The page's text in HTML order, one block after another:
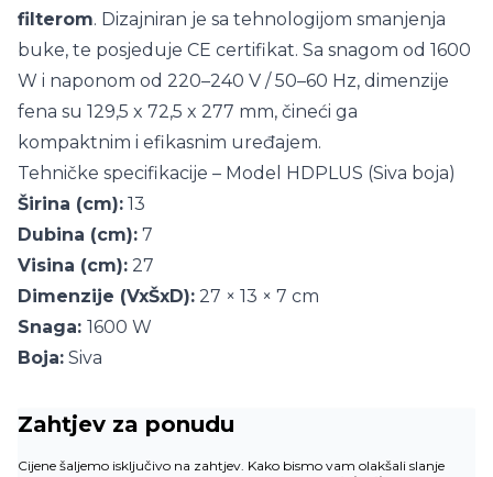
filterom. Dizajniran je sa tehnologijom smanjenja
buke, te posjeduje CE certifikat. Sa snagom od 1600
W i naponom od 220–240 V / 50–60 Hz, dimenzije
fena su 129,5 x 72,5 x 277 mm, čineći ga
kompaktnim i efikasnim uređajem.
Tehničke specifikacije – Model HDPLUS (Siva boja)
Širina (cm): 13
Dubina (cm): 7
Visina (cm): 27
Dimenzije (VxŠxD): 27 × 13 × 7 cm
Snaga: 1600 W
Boja: Siva
Zahtjev za ponudu
Cijene šaljemo isključivo na zahtjev. Kako bismo vam olakšali slanje